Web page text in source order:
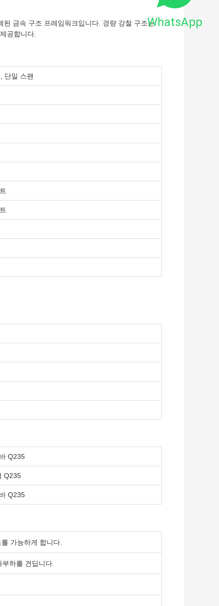
금속 구조 프레임워크입니다. 경량 강철 구조는
공합니다.
단일 스팬
Q235
Q235
Q235
가능하게 합니다.
하를 견딥니다.
WhatsApp